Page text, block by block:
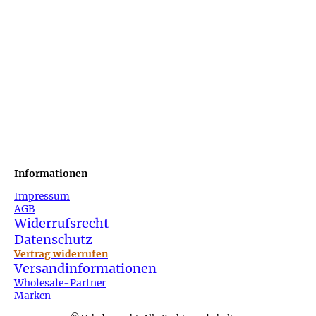
Informationen
Impressum
AGB
Widerrufsrecht
Datenschutz
Vertrag widerrufen
Versandinformationen
Wholesale-Partner
Marken